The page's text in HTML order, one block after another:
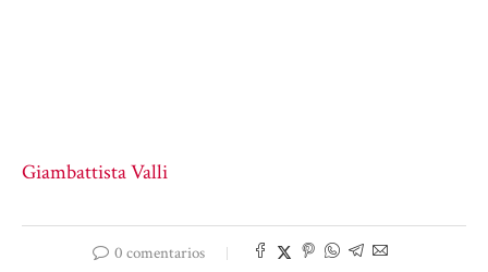
Giambattista Valli
0 comentarios